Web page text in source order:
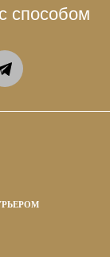
способом